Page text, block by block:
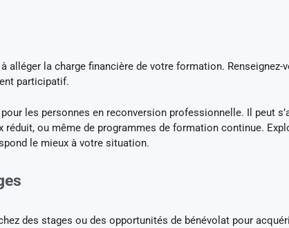
la charge financière de votre formation. Renseignez-
participatif.
les personnes en reconversion professionnelle. Il peut
ou même de programmes de formation continue.
le mieux à votre situation.
des stages ou des opportunités de bénévolat pour